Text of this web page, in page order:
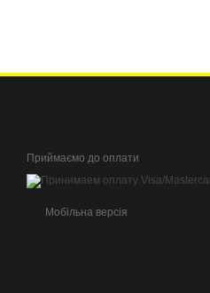
Приймаємо до оплати
Мобільна версія